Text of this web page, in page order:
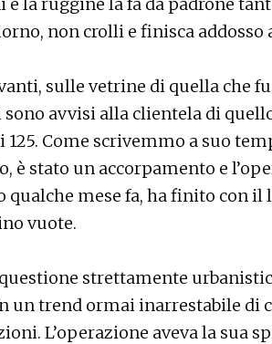
non crolli e finisca addosso
sulle vetrine di quella che
sono avvisi alla clientela di
125. Come scrivemmo a suo
è stato un accorpamento e
qualche mese fa, ha finito con il
vuote.
strettamente
un trend ormai inarrestabile di
L’operazione aveva la sua